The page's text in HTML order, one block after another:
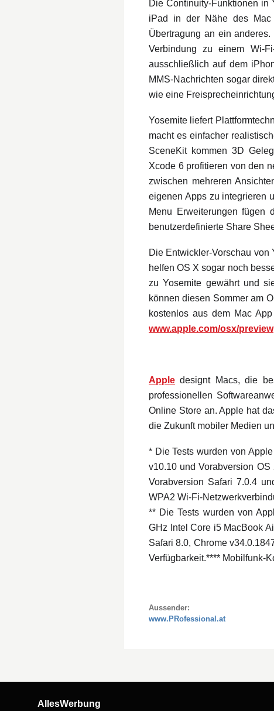
Die Continuity-Funktionen in
iPad in der Nähe des Mac
Übertragung an ein
Verbindung zu einem Wi-
ausschließlich auf dem
MMS-Nachrichten sogar
wie eine
Yosemite liefert
macht es einfacher
SceneKit kommen 3D
Xcode 6 profitieren von den
zwischen mehreren
eigenen Apps zu integrieren
Menu Erweiterungen fügen
benutzerdefinierte Share
Die Entwickler-Vorschau von
helfen OS X sogar noch
zu Yosemite gewährt und
können diesen Sommer am
kostenlos aus dem Mac
www.apple.com/osx/preview
Apple designt Macs, die
professionellen
Online Store an. Apple hat
die Zukunft mobiler Medien
* Die Tests wurden von
v10.10 und Vorabversion
Vorabversion Safari 7.0.4
WPA2 Wi-Fi-
** Die Tests wurden von
GHz Intel Core i5 MacBook
Safari 8.0, Chrome
Verfügbarkeit.**** Mobilfunk-
Aussender:
www.PRofessional.at
AllesWerbung